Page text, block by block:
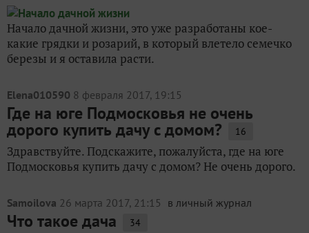
Начало дачной жизни, это уже разработаны кое-
какие грядки и розарий, в который влетело семечко
березы и я оставила расти.
Elena010590 8 февраля 2017, 19:15
Где на юге Подмосковья не очень
дорого купить дачу с домом? 16
Здравствуйте. Подскажите, пожалуйста, где на юге
Подмосковья купить дачу с домом? Не очень дорого.
Samoilova 26 марта 2017, 21:15 в личный журнал
Что такое дача 34